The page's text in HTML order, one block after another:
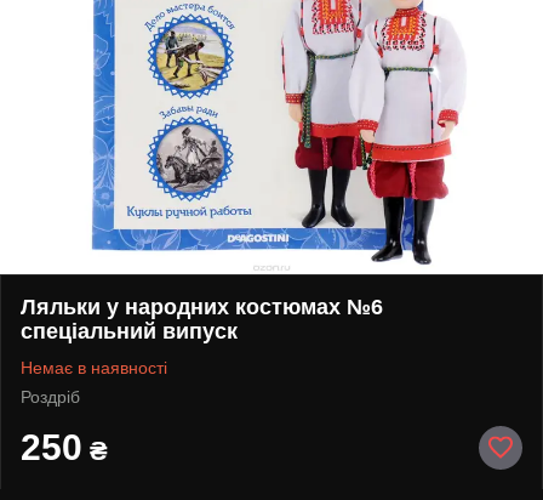
Ляльки у народних костюмах №6
спеціальний випуск
Немає в наявності
Роздріб
250 ₴